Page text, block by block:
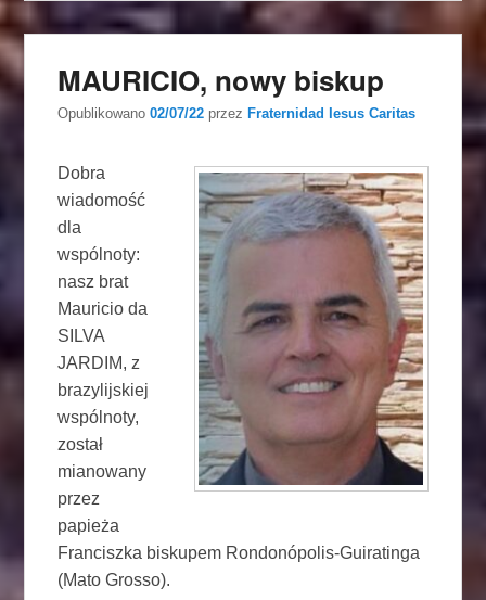
MAURICIO, nowy biskup
Opublikowano02/07/22 przez Fraternidad Iesus Caritas
Dobra
wiadomość
dla
wspólnoty:
nasz brat
Mauricio da
SILVA
JARDIM, z
brazylijskiej
wspólnoty,
został
mianowany
przez
papieża
Franciszka biskupem Rondonópolis-Guiratinga
(Mato Grosso).